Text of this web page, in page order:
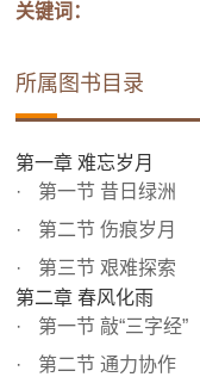
关键词：
所属图书目录
第一章 难忘岁月
第一节 昔日绿洲
第二节 伤痕岁月
第三节 艰难探索
第二章 春风化雨
第一节 敲“三字经”
第二节 通力协作